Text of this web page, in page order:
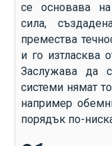
се основава
сила,
премества
и го изтласква
Заслужава да
системи нямат
например
порядък по-